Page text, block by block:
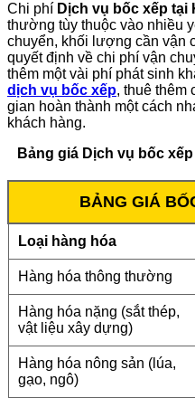
Chi phí Dịch vụ bốc xếp
thường tùy thuộc vào nhiều
chuyển, khối lượng cần vận
quyết định về chi phí vận
thêm một vài phí phát sinh
dịch vụ bốc xếp, thuê thêm
gian hoàn thành một cách
khách hàng.
Bảng giá Dịch vụ bốc
BẢNG GIÁ
Loại hàng hóa
Hàng hóa thông thường
Hàng hóa nặng (sắt thép,
vật liệu xây dựng)
Hàng hóa nông sản (lúa,
gạo, ngô)